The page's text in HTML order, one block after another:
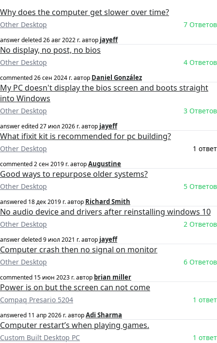
Why does the computer get slower over time?
Other Desktop 7 Ответов
answer deleted26 авг 2022 г.автор jayeff
No display, no post, no bios
Other Desktop 4 Ответов
commented26 сен 2024 г.автор Daniel González
My PC doesn't display the bios screen and boots straight
into Windows
Other Desktop 3 Ответов
answer edited27 июл 2026 г.автор jayeff
What ifixit kit is recommended for pc building?
Other Desktop 1 ответ
commented2 сен 2019 г.авторAugustine
Good ways to repurpose older systems?
Other Desktop 5 Ответов
answered 18 дек 2019 г.автор Richard Smith
No audio device and drivers after reinstalling windows 10
Other Desktop 2 Ответов
answer deleted9 июл 2021 г.автор jayeff
Computer crash then no signal on monitor
Other Desktop 6 Ответов
commented 15 июн 2023 г.автор brian miller
Power is on but the screen can not come
Compaq Presario 5204 1 ответ
answered 11 апр 2026 г.авторAdi Sharma
Computer restart’s when playing games.
Custom Built Desktop PC 1 ответ